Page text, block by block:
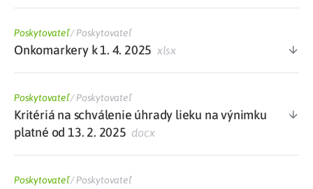
Poskytovateľ/Poskytovateľ
Onkomarkery k 1. 4. 2025 xlsx
Poskytovateľ/Poskytovateľ
Kritériá na schválenie úhrady lieku na výnimku
platné od 13. 2. 2025 docx
Poskytovateľ/Poskytovateľ